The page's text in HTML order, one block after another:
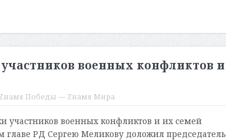
военных конфликтов и
Zнамя Победы — Zнамя Мира
участников военных конфликтов и их семей
главе РД Сергею Меликову доложил председатель